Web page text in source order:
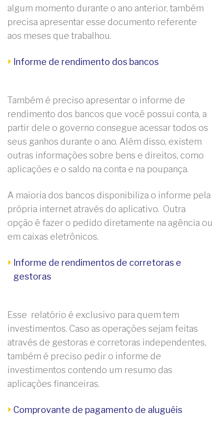
algum momento durante o ano anterior, também
precisa apresentar esse documento referente
aos meses que trabalhou.
Informe de rendimento dos bancos
Também é preciso apresentar o informe de
rendimento dos bancos que você possui conta, a
partir dele o governo consegue acessar todos os
seus ganhos durante o ano. Além disso, existem
outras informações sobre bens e direitos, como
aplicações e o saldo na conta e na poupança.
A maioria dos bancos disponibiliza o informe pela
própria internet através do aplicativo. Outra
opção é fazer o pedido diretamente na agência ou
em caixas eletrônicos.
Informe de rendimentos de corretoras e
gestoras
Esse relatório é exclusivo para quem tem
investimentos. Caso as operações sejam feitas
através de gestoras e corretoras independentes,
também é preciso pedir o informe de
investimentos contendo um resumo das
aplicações financeiras.
Comprovante de pagamento de aluguéis